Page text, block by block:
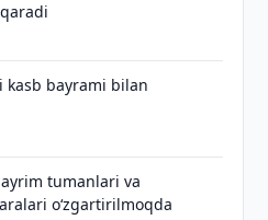
kasb bayrami bilan
tumanlari va
oʻzgartirilmoqda